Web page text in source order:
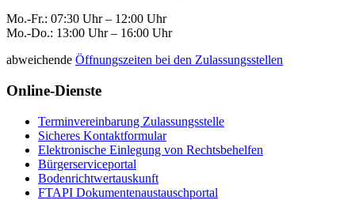
Mo.-Fr.: 07:30 Uhr – 12:00 Uhr
Mo.-Do.: 13:00 Uhr – 16:00 Uhr
abweichende Öffnungszeiten bei den Zulassungsstellen
Online-Dienste
Terminvereinbarung Zulassungsstelle
Sicheres Kontaktformular
Elektronische Einlegung von Rechtsbehelfen
Bürgerserviceportal
Bodenrichtwertauskunft
FTAPI Dokumentenaustauschportal